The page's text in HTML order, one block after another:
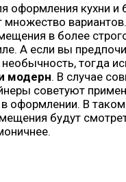
оформления кухни и
множество
в более
А если вы
тогда
модерн. В случае
советуют
оформлении. В таком
будут